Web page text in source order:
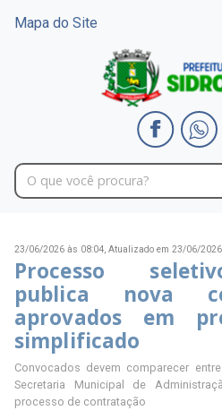
Mapa do Site
23/06/2026 às 08:04, Atualizado em 23/06/
Processo
publica nova
aprovados em
simplificado
Convocados devem comparecer
Secretaria Municipal de
processo de contratação